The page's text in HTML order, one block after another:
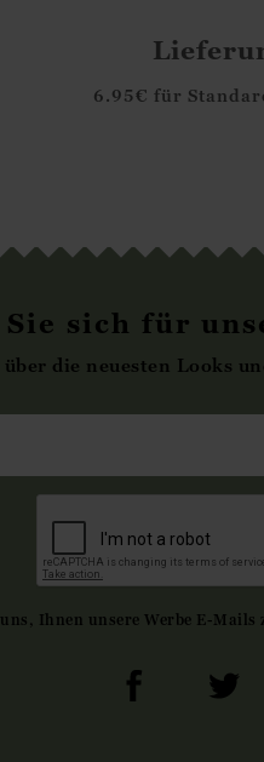
6.95€ für
sich für
die neuesten Looks
Ihnen unsere Werbe E-Mails